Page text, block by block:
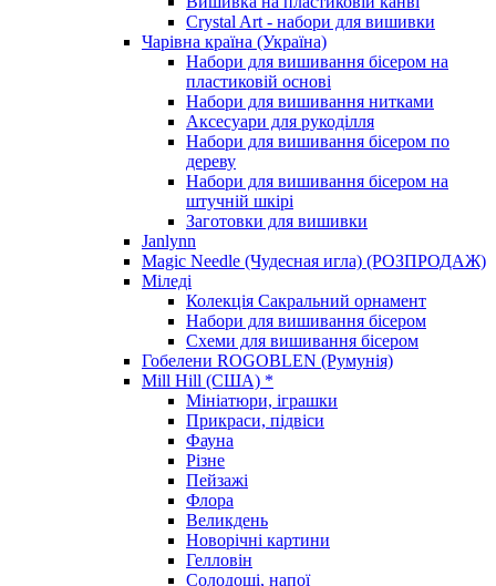
Crystal Art - набори для вишивки
Чарівна країна (Україна)
Набори для вишивання бісером на
пластиковій основі
Набори для вишивання нитками
Аксесуари для рукоділля
Набори для вишивання бісером по
дереву
Набори для вишивання бісером на
штучній шкірі
Заготовки для вишивки
Janlynn
Magic Needle (Чудесная игла) (РОЗПРОДАЖ)
Міледі
Колекція Сакральний орнамент
Набори для вишивання бісером
Схеми для вишивання бісером
Гобелени ROGOBLEN (Румунія)
Mill Hill (США) *
Мініатюри, іграшки
Прикраси, підвіси
Фауна
Різне
Пейзажі
Флора
Великдень
Новорічні картини
Гелловін
Солодощі, напої